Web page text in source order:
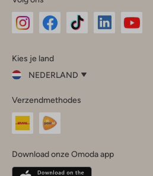
InstagramFacebook
Kies je land
NEDERLAND
je
land
Nederland
Belgique(Français)
Verzendmethodes
Download onze Omoda app